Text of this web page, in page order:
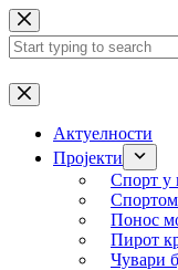
Skip
to
content
No
results
Актуелности
Пројекти
Спорт у
Понос
Пирот
Чувари